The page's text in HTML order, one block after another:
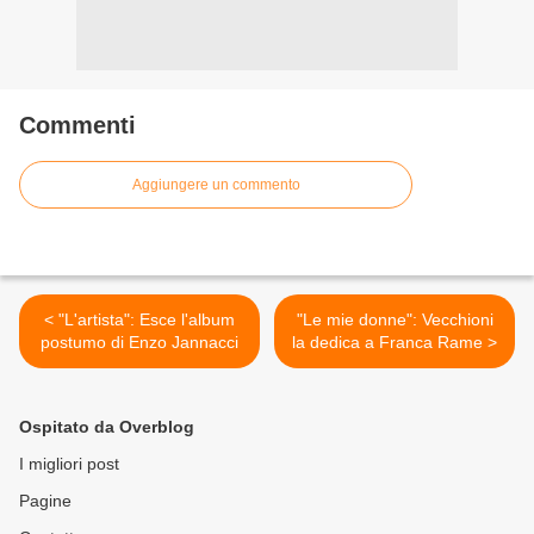
Commenti
Aggiungere un commento
< "L'artista": Esce l'album
postumo di Enzo Jannacci
"Le mie donne": Vecchioni
la dedica a Franca Rame >
Ospitato da Overblog
I migliori post
Pagine